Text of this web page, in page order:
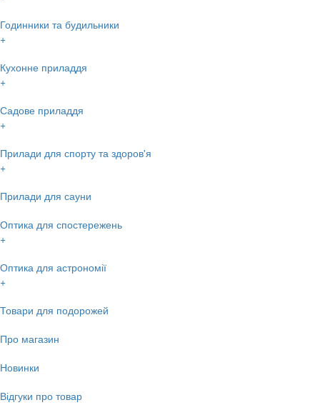
Годинники та будильники
+
Кухонне приладдя
+
Садове приладдя
+
Прилади для спорту та здоров'я
+
Прилади для сауни
Оптика для спостережень
+
Оптика для астрономії
+
Товари для подорожей
Про магазин
Новинки
Відгуки про товар